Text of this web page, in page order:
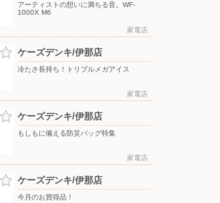
アーティストの想いに満ちる音。WF-
1000X M6
家電店
ケーズデンキ/伊那店
冷たさ長持ち！トリプルメガアイス
家電店
ケーズデンキ/伊那店
もしもに備える防災バッグ特集
家電店
ケーズデンキ/伊那店
今月のお買得品！